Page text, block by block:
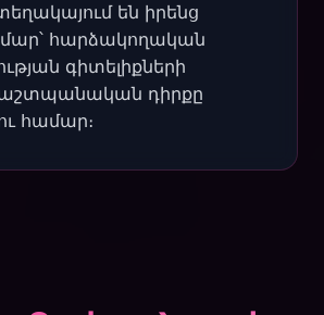
են իրենց
հարձակողական
գիտելիքների
դիրքը
համար։